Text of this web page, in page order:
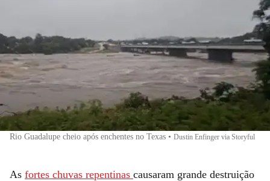
Rio Guadalupe cheio após enchentes no Texas • Dustin Enfinger via Storyful
As fortes chuvas repentinas causaram grande destruição